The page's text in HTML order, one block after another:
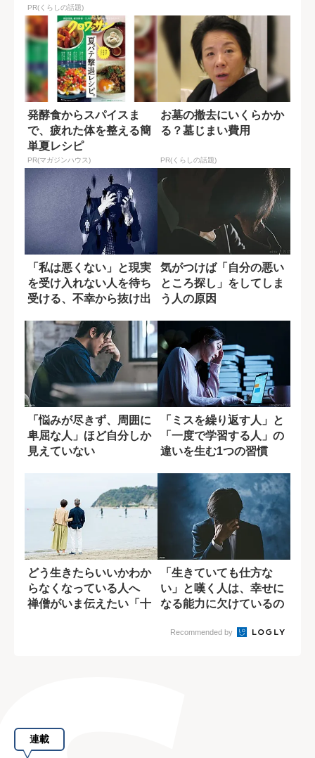
PR(くらしの話題)
発酵食からスパイスま
で、疲れた体を整える簡
単夏レシピ
PR(マガジンハウス)
お墓の撤去にいくらかか
る？墓じまい費用
PR(くらしの話題)
「私は悪くない」と現実
を受け入れない人を待ち
受ける、不幸から抜け出
気がつけば「自分の悪い
ところ探し」をしてしま
う人の原因
「悩みが尽きず、周囲に
卑屈な人」ほど自分しか
見えていない
「ミスを繰り返す人」と
「一度で学習する人」の
違いを生む1つの習慣
どう生きたらいいかわか
らなくなっている人へ
禅僧がいま伝えたい「十
「生きていても仕方な
い」と嘆く人は、幸せに
なる能力に欠けているの
Recommended by
連載